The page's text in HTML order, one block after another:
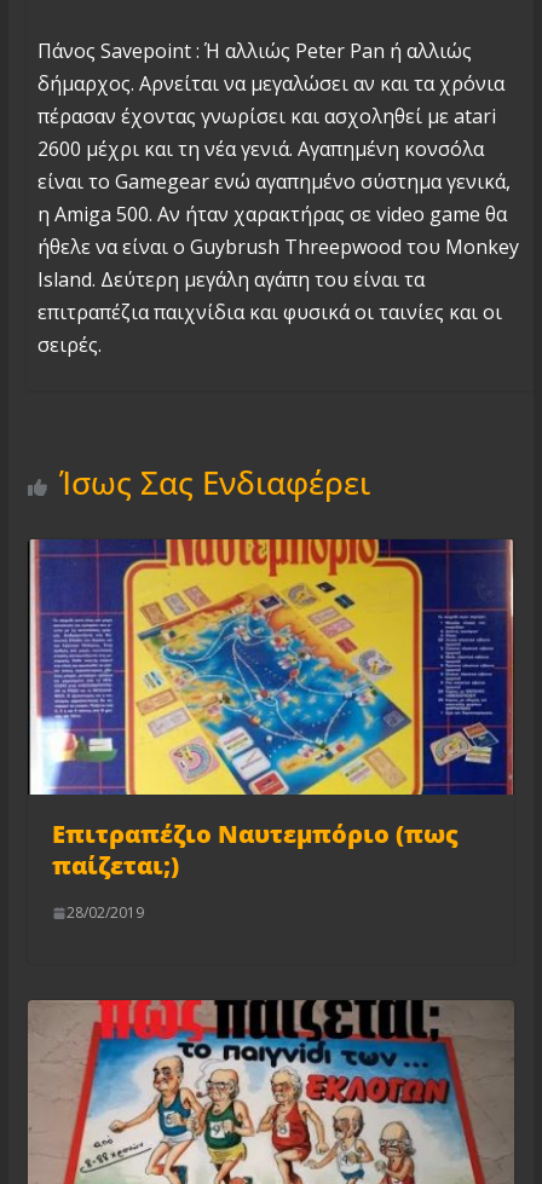
Πάνος Savepoint : Ή αλλιώς Peter Pan ή αλλιώς
δήμαρχος. Αρνείται να μεγαλώσει αν και τα χρόνια
πέρασαν έχοντας γνωρίσει και ασχοληθεί με atari
2600 μέχρι και τη νέα γενιά. Αγαπημένη κονσόλα
είναι το Gamegear ενώ αγαπημένο σύστημα γενικά,
η Amiga 500. Αν ήταν χαρακτήρας σε video game θα
ήθελε να είναι ο Guybrush Threepwood του Monkey
Island. Δεύτερη μεγάλη αγάπη του είναι τα
επιτραπέζια παιχνίδια και φυσικά οι ταινίες και οι
σειρές.
Ίσως Σας Ενδιαφέρει
Επιτραπέζιο Ναυτεμπόριο (πως
παίζεται;)
28/02/2019